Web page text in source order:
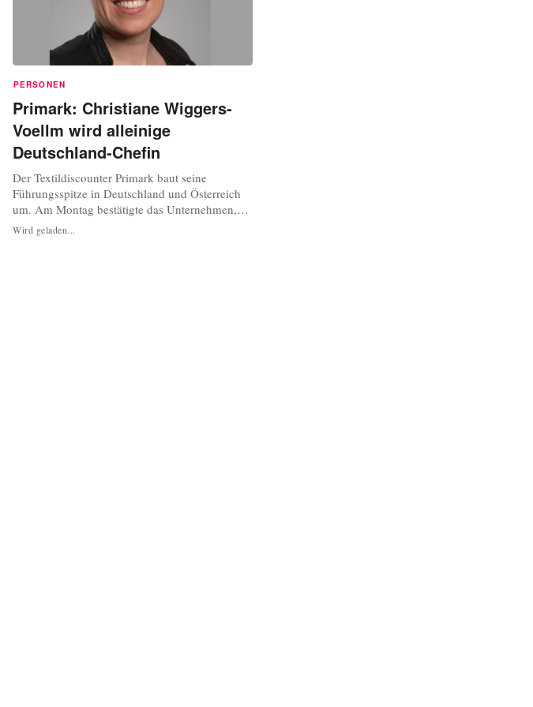
PERSONEN
Primark: Christiane Wiggers-
Voellm wird alleinige
Deutschland-Chefin
Der Textildiscounter Primark baut seine
Führungsspitze in Deutschland und Österreich
um. Am Montag bestätigte das Unternehmen,
dass Christiane Wiggers-Voellm ab dem 1.
Dezember die Geschäfte in beiden Ländern
Wird geladen...